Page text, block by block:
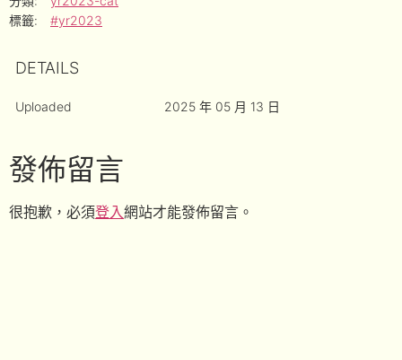
標籤:
#yr2023
DETAILS
Uploaded 2025 年 05 月 13 日
發佈留言
很抱歉，必須登入網站才能發佈留言。